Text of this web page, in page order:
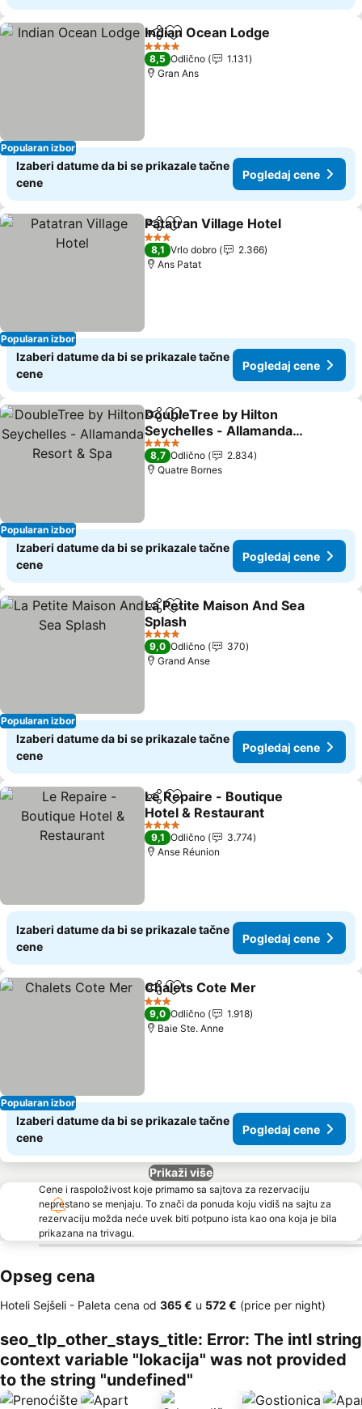
Popularan izbor
Deli Dodati u favorite
Indian Ocean Lodge
4 Zvezdice
8,5 Odlično
1.131
Gran Ans
Izaberi datume da bi se prikazale tačne
cene
Pogledaj cene
Popularan izbor
Deli Dodati u favorite
Patatran Village Hotel
3 Zvezdice
8,1 Vrlo dobro
2.366
Ans Patat
Izaberi datume da bi se prikazale tačne
cene
Pogledaj cene
Popularan izbor
Deli Dodati u favorite
DoubleTree by Hilton
Seychelles - Allamanda
Resort & Spa
4 Zvezdice
8,7 Odlično
2.834
Quatre Bornes
Izaberi datume da bi se prikazale tačne
cene
Pogledaj cene
Popularan izbor
Deli Dodati u favorite
La Petite Maison And Sea
Splash
4 Zvezdice
9,0 Odlično
370
Grand Anse
Izaberi datume da bi se prikazale tačne
cene
Pogledaj cene
Deli Dodati u favorite
Le Repaire - Boutique
Hotel & Restaurant
4 Zvezdice
9,1 Odlično
3.774
Anse Réunion
Izaberi datume da bi se prikazale tačne
cene
Pogledaj cene
Popularan izbor
Deli Dodati u favorite
Chalets Cote Mer
3 Zvezdice
9,0 Odlično
1.918
Baie Ste. Anne
Izaberi datume da bi se prikazale tačne
cene
Pogledaj cene
Prikaži više
Cene i raspoloživost koje primamo sa sajtova za rezervaciju
neprestano se menjaju. To znači da ponuda koju vidiš na sajtu za
rezervaciju možda neće uvek biti potpuno ista kao ona koja je bila
prikazana na trivagu.
Opseg cena
Hoteli Sejšeli - Paleta cena od ‎365 € u ‎572 € (price per night)
seo_tlp_other_stays_title: Error: The intl string
context variable "lokacija" was not provided
to the string "undefined"